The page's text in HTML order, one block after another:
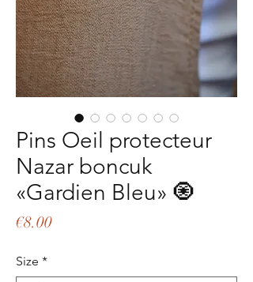
Pins Oeil protecteur
Nazar boncuk
«Gardien Bleu» 🧿
€8.00Price
Size *